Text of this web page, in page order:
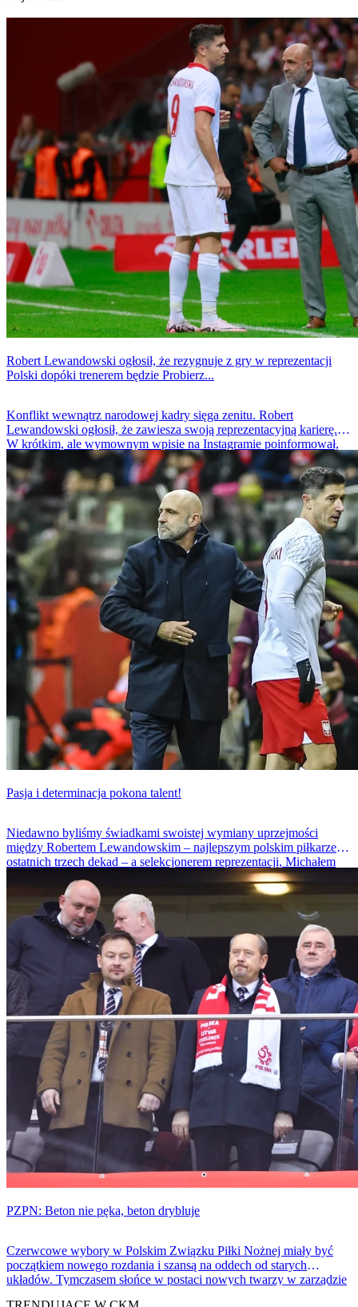
Robert Lewandowski ogłosił, że rezygnuje z gry w reprezentacji
Polski dopóki trenerem będzie Probierz...
Konflikt wewnątrz narodowej kadry sięga zenitu. Robert
Lewandowski ogłosił, że zawiesza swoją reprezentacyjną karierę.
W krótkim, ale wymownym wpisie na Instagramie poinformował,
że nie zagra więcej dla Polski, dopóki kadrę prowadzi obecny
selekcjoner.
Pasja i determinacja pokona talent!
Niedawno byliśmy świadkami swoistej wymiany uprzejmości
między Robertem Lewandowskim – najlepszym polskim piłkarzem
ostatnich trzech dekad – a selekcjonerem reprezentacji, Michałem
Probierzem. Trudno było mi zrozumieć, jak w przededniu
kluczowego meczu eliminacyjnego do mistrzostw świata z Finlandią
można w tak emocjonalny sposób podchodzić do sprawy, ignorując
potencjalne konsekwencje.
PZPN: Beton nie pęka, beton drybluje
Czerwcowe wybory w Polskim Związku Piłki Nożnej miały być
początkiem nowego rozdania i szansą na oddech od starych
układów. Tymczasem słońce w postaci nowych twarzy w zarządzie